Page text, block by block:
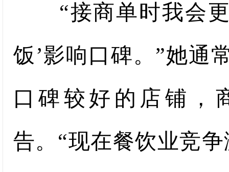
“接商单时我会更
饭’影响口碑。”她通
口碑较好的店铺，
告。“现在餐饮业竞